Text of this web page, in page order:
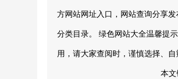
方网站网址入口，网站查询分享
分类目录。 绿色网站大全温馨提
用，请大家查阅时，谨慎选择、自
本